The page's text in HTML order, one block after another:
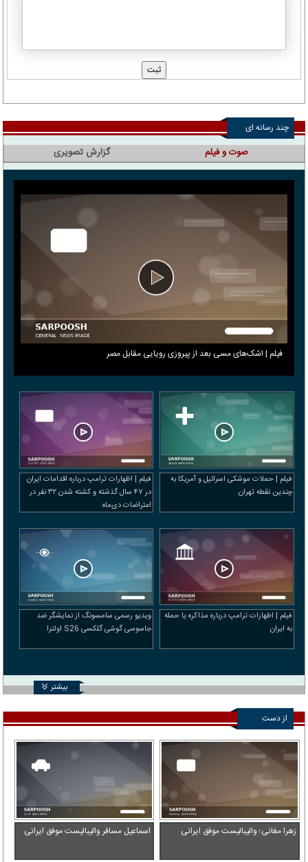
چند رسانه ای
صوت و فیلم
فیلم | اشک‌های مسی بعد از پیروزی رویایی مقابل مصر
فیلم | حملات موشکی اسرائیل و آمریکا به
چندین نقطه تهران
فیلم | اظهارات ترامپ درباره اقدامات ایران
در ۴۷ سال گذشته و کشته شدن ۳۲ نفر در
اعتراضات دی‌ماه
فیلم | اظهارات ترامپ درباره مذاکره یا حمله
به ایران
ویدیو رسمی سامسونگ از نمایشگر ضد
جاسوسی گوشی گلکسی S26 اولترا
بیشتر
گزارش تصویری
از دست
ندهید
زهرا مغانی؛ والیبالیست موفق ایرانی اسماعیل مسافر والیبالیست موفق ایرانی